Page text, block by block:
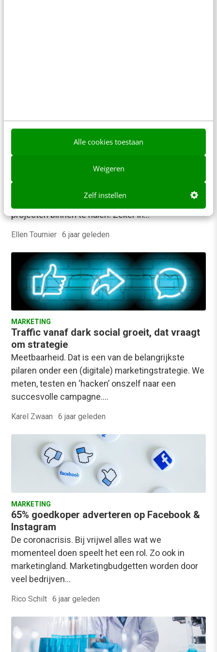
Alle cookies toestaan
Weigeren
Zelf instellen
Een duik in de social selling-statistieken
het is inmiddels dé manier om nieuwe klanten en
projecten binnen te halen. Zeker in…
Ellen Tournier · 6 jaar geleden
MARKETING
Traffic vanaf dark social groeit, dat vraagt
om strategie
Meetbaarheid. Dat is een van de belangrijkste
pilaren onder een (digitale) marketingstrategie. We
meten, testen en ‘hacken’ onszelf naar een
succesvolle campagne.…
Karel Zwaan · 6 jaar geleden
MARKETING
65% goedkoper adverteren op Facebook &
Instagram
De coronacrisis. Bij vrijwel alles wat we
momenteel doen speelt het een rol. Zo ook in
marketingland. Marketingbudgetten worden door
veel bedrijven…
Rico Schilt · 6 jaar geleden